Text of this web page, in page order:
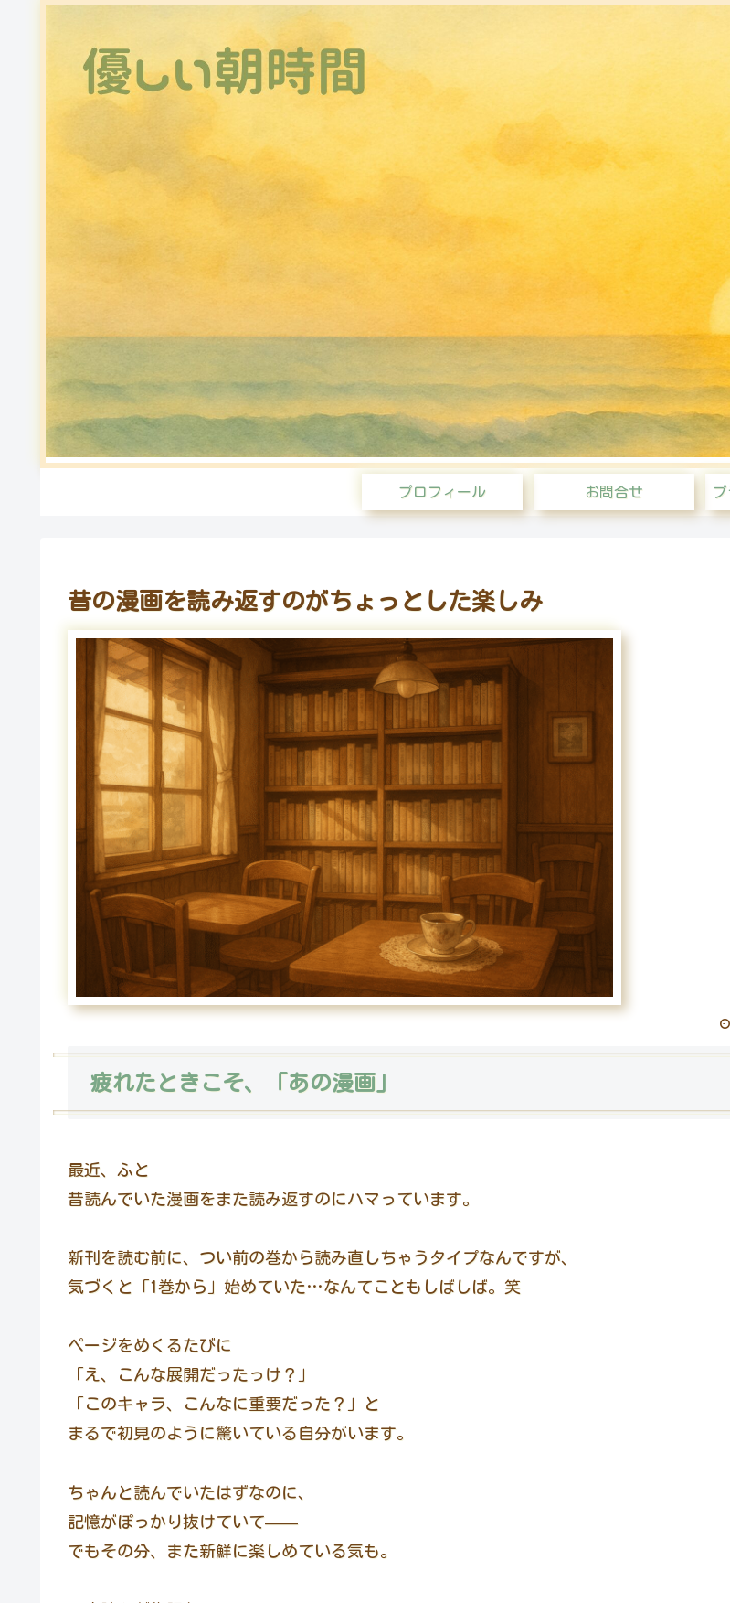
プロフィール お問合せ
昔の漫画を読み返すのがちょっとした楽しみ
疲れたときこそ、「あの漫画」
最近、ふと
昔読んでいた漫画をまた読み返すのにハマっています。
新刊を読む前に、つい前の巻から読み直しちゃうタイプなんですが、
気づくと「1巻から」始めていた…なんてこともしばしば。笑
ページをめくるたびに
「え、こんな展開だったっけ？」
「このキャラ、こんなに重要だった？」と
まるで初見のように驚いている自分がいます。
ちゃんと読んでいたはずなのに、
記憶がぽっかり抜けていて——
でもその分、また新鮮に楽しめている気も。